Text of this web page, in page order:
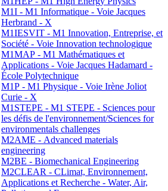
M1I - M1 Informatique - Voie Jacques
Herbrand - X
M1IESVIT - M1 Innovation, Entreprise, et
Société - Voie Innovation technologique
M1MAP - M1 Mathématiques et
Applications - Voie Jacques Hadamard -
École Polytechnique
M1P - M1 Physique - Voie Irène Joliot
Curie - X
M1STEPE - M1 STEPE - Sciences pour
les défis de l'environnement/Sciences for
environmentals challenges
M2AME - Advanced materials
engineering
M2BE - Biomechanical Engineering
M2CLEAR - CLimat, Environnement,
Applications et Recherche - Water, Air,